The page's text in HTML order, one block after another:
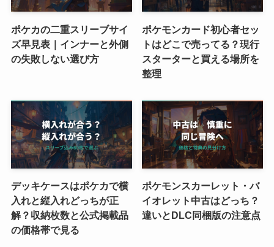
ポケカの二重スリーブサイ
ズ早見表｜インナーと外側
の失敗しない選び方
ポケモンカード初心者セッ
トはどこで売ってる？現行
スターターと買える場所を
整理
デッキケースはポケカで横
入れと縦入れどっちが正
解？収納枚数と公式掲載品
の価格帯で見る
ポケモンスカーレット・バ
イオレット中古はどっち？
違いとDLC同梱版の注意点